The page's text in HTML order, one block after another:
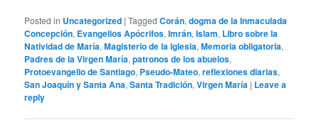
Posted in Uncategorized |Tagged Corán,dogma de la Inmaculada
Concepción, Evangelios Apócrifos,Imrán,Islam, Libro sobre la
Natividad de María,Magisterio de la Iglesia,Memoria obligatoria,
Padres de la Virgen María,patronos de los abuelos,
Protoevangelio de Santiago, Pseudo-Mateo,reflexiones diarias,
San Joaquín y Santa Ana,Santa Tradición,Virgen María | Leave a
reply